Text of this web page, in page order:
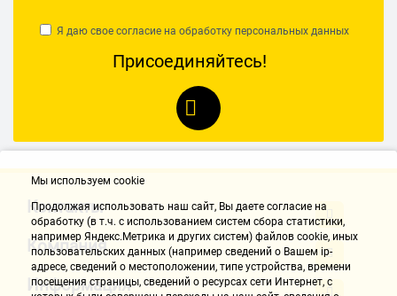
Я даю свое согласие на обработку персональных данных
Присоединяйтесь!
Контакты
Компания
Информация
Мы используем cookie
Продолжая использовать наш cайт, Вы даете согласие на
обработку (в т.ч. с использованием систем сбора статистики,
например Яндекс.Метрика и других систем) файлов cookie, иных
пользовательских данных (например сведений о Вашем ip-
адресе, сведений о местоположении, типе устройства, времени
посещения страницы, сведений о ресурсах сети Интернет, с